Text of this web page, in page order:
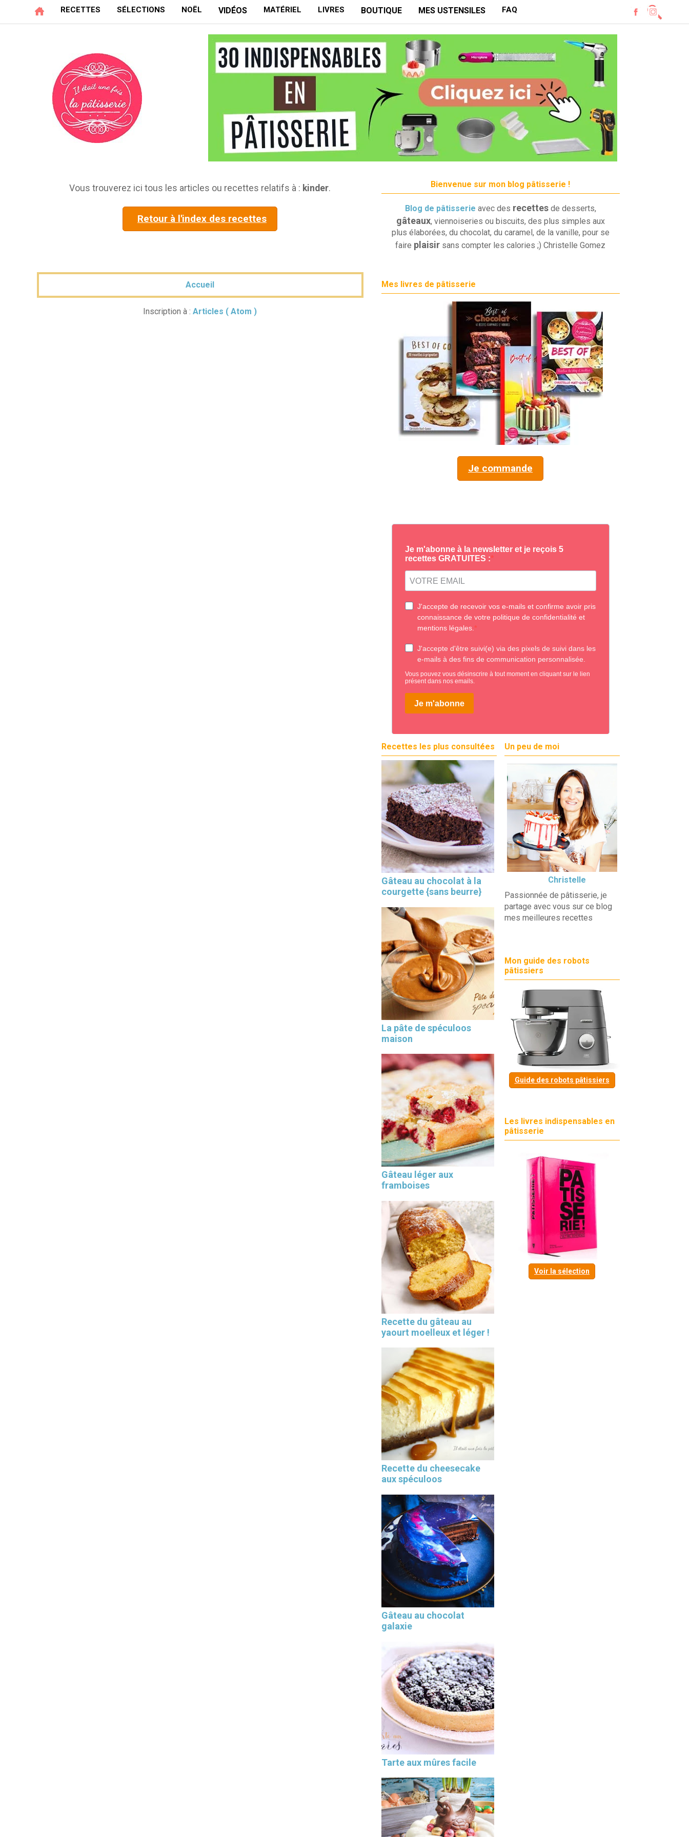
RECETTES SÉLECTIONS NOËL VIDÉOS MATÉRIEL LIVRES BOUTIQUE MES USTENSILES FAQ
Vous trouverez ici tous les articles ou recettes relatifs à : kinder.
Retour à l'index des recettes
Accueil
Inscription à :Articles ( Atom )
Bienvenue sur mon blog pâtisserie !
Blog de pâtisserie avec des recettes de desserts,
gâteaux, viennoiseries ou biscuits, des plus simples aux
plus élaborées, du chocolat, du caramel, de la vanille, pour se
faire plaisir sans compter les calories ;) Christelle Gomez
Mes livres de pâtisserie
Je commande
Recettes les plus consultées
Gâteau au chocolat à la
courgette {sans beurre}
La pâte de spéculoos
maison
Gâteau léger aux
framboises
Recette du gâteau au
yaourt moelleux et léger !
Recette du cheesecake
aux spéculoos
Gâteau au chocolat
galaxie
Tarte aux mûres facile
Un peu de moi
Christelle
Passionnée de pâtisserie, je
partage avec vous sur ce blog
mes meilleures recettes
Mon guide des robots
pâtissiers
Guide des robots pâtissiers
Les livres indispensables en
pâtisserie
Voir la sélection
×
Les 30 outils indispensables
EN PÂTISSERIE